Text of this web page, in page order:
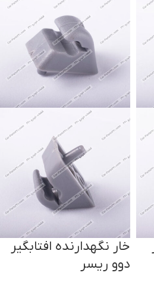
خار نگهدارنده افتابگیر
دوو ریسر